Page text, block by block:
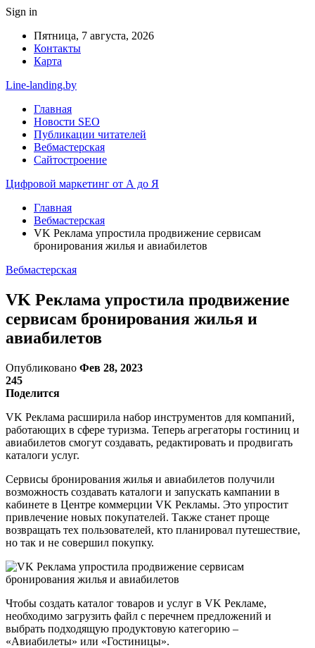
Sign in
Пятница, 7 августа, 2026
Контакты
Карта
Line-landing.by
Главная
Новости SEO
Публикации читателей
Вебмастерская
Сайтостроение
Цифровой маркетинг от А до Я
Главная
Вебмастерская
VK Реклама упростила продвижение сервисам
бронирования жилья и авиабилетов
Вебмастерская
VK Реклама упростила продвижение
сервисам бронирования жилья и
авиабилетов
Опубликовано Фев 28, 2023
245
Поделится
VK Реклама расширила набор инструментов для компаний,
работающих в сфере туризма. Теперь агрегаторы гостиниц и
авиабилетов смогут создавать, редактировать и продвигать
каталоги услуг.
Сервисы бронирования жилья и авиабилетов получили
возможность создавать каталоги и запускать кампании в
кабинете в Центре коммерции VK Рекламы. Это упростит
привлечение новых покупателей. Также станет проще
возвращать тех пользователей, кто планировал путешествие,
но так и не совершил покупку.
Чтобы создать каталог товаров и услуг в VK Рекламе,
необходимо загрузить файл с перечнем предложений и
выбрать подходящую продуктовую категорию –
«Авиабилеты» или «Гостиницы».